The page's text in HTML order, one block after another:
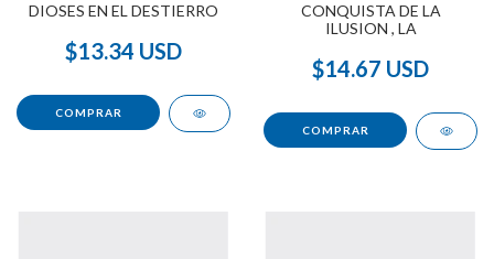
DIOSES EN EL DESTIERRO
$13.34 USD
CONQUISTA DE LA
ILUSION , LA
$14.67 USD